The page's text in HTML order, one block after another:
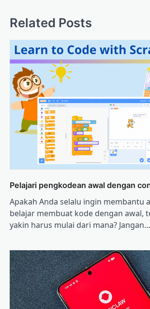
Related Posts
Pelajari pengkodean awal dengan
Apakah Anda selalu ingin membantu
belajar membuat kode dengan awal,
yakin harus mulai dari mana? Jangan…